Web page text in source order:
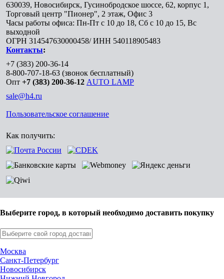
630039, Новосибирск, Гусинобродское шоссе, 62, корпус 1,
Торговый центр "Пионер", 2 этаж, Офис 3
Часы работы офиса: Пн-Пт с 10 до 18, Сб с 10 до 15, Вс
выходной
ОГРН 314547630000458/ ИНН 540118905483
Контакты:
+7 (383) 200-36-14
8-800-707-18-63 (звонок бесплатный)
Опт +7 (383) 200-36-12 AUTO LAMP
sale@h4.ru
Пользовательское соглашение
Как получить:
Выберите город, в который необходимо доставить покупку
Москва
Санкт-Петербург
Новосибирск